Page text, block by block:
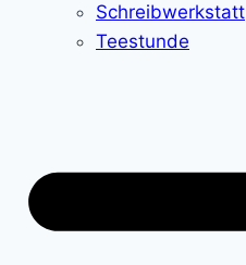
Schreibwerkstatt
Teestunde